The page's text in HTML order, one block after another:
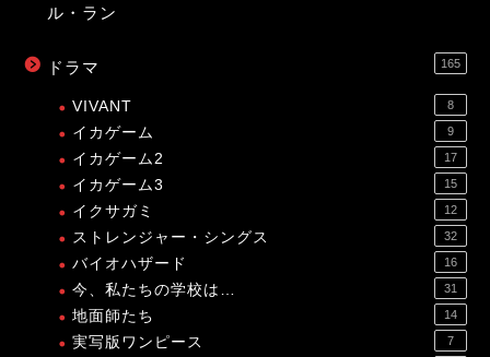
ル・ラン
ドラマ 165
VIVANT 8
イカゲーム 9
イカゲーム2 17
イカゲーム3 15
イクサガミ 12
ストレンジャー・シングス 32
バイオハザード 16
今、私たちの学校は… 31
地面師たち 14
実写版ワンピース 7